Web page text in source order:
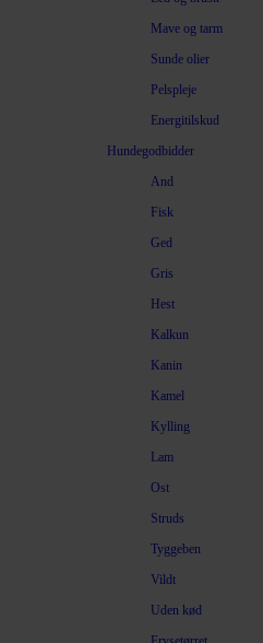
Mave og tarm
Sunde olier
Pelspleje
Energitilskud
Hundegodbidder
And
Fisk
Ged
Gris
Hest
Kalkun
Kanin
Kamel
Kylling
Lam
Ost
Struds
Tyggeben
Vildt
Uden kød